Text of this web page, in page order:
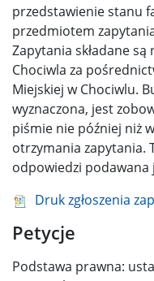
przedstawienie stanu
przedmiotem
Zapytania składane
Chociwla za
Miejskiej w Chociwlu.
wyznaczona, jest
piśmie nie później niż
otrzymania zapytania.
odpowiedzi
Druk zgłoszenia
Petycje
Podstawa prawna: